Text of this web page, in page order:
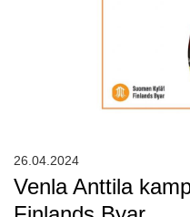
Venla Anttila
26.04.2024